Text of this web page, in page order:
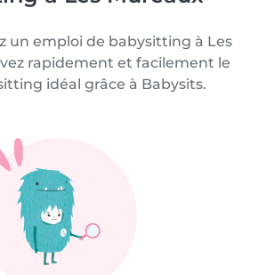
un emploi de babysitting à Les
rapidement et facilement le
idéal grâce à Babysits.